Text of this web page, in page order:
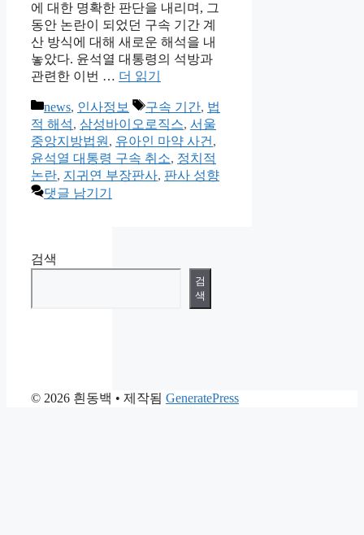
에 대한 명확한 판단을 내리며, 그
동안 논란이 되었던 구속 기간 계
산 방식에 대해 새로운 해석을 내
놓았다. 윤석열 대통령의 석방과
관련한 이번 … 더 읽기
카
테
고
리
news, 인사정보
태
그
구속 기간, 법
적 해석, 삼성바이오로직스, 서울
중앙지방법원 , 유아인 마약 사건 ,
윤석열 대통령 구속 취소, 정치적
논란, 지귀연 부장판사, 판사 성향
댓글 남기기
검색
검
색
© 2026 흰동백 • 제작됨 GeneratePress